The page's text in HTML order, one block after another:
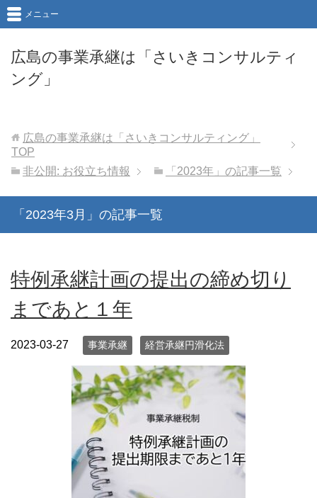
広島の事業承継は「さいきコンサルティ
ング」
メニュー
広島の事業承継は「さいきコンサルティング」
TOP
非公開: お役立ち情報
「2023年」の記事一覧
「2023年3月」の記事一覧
特例承継計画の提出の締め切り
まであと１年
2023-03-27 事業承継 経営承継円滑化法